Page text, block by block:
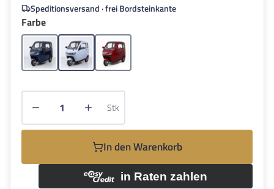
Speditionsversand · frei Bordsteinkante
Farbeauswählen
Blau HellblauRot
Produkt Anzahl: Gib den gewünschten
Stk
In den Warenkorb